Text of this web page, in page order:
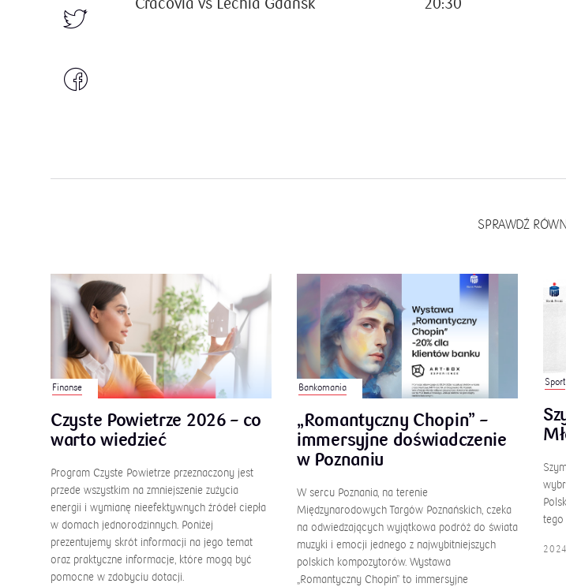
Cracovia vs Lechia Gdańsk 20:30
SPRAWDŹ
Finanse
Czyste Powietrze 2026 – co
warto wiedzieć
Program Czyste Powietrze przeznaczony jest
przede wszystkim na zmniejszenie zużycia
energii i wymianę nieefektywnych źródeł ciepła
w domach jednorodzinnych. Poniżej
prezentujemy skrót informacji na jego temat
oraz praktyczne informacje, które mogą być
pomocne w zdobyciu dotacji.
Bankomania
„Romantyczny Chopin” –
immersyjne doświadczenie
w Poznaniu
W sercu Poznania, na terenie
Międzynarodowych Targów Poznańskich, czeka
na odwiedzających wyjątkowa podróż do świata
muzyki i emocji jednego z najwybitniejszych
polskich kompozytorów. Wystawa
„Romantyczny Chopin” to immersyjne
Sport
tego